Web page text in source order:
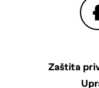
Zaštita